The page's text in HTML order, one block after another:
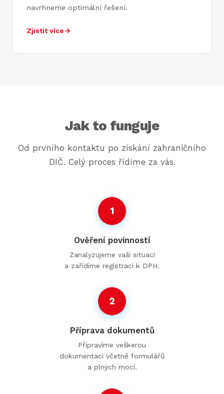
navrhneme optimální řešení.
Zjistit více→
Jak to funguje
Od prvního kontaktu po získání zahraničního
DIČ. Celý proces řídíme za vás.
1
Ověření povinností
Zanalyzujeme vaši situaci
a zařídíme registraci k DPH.
2
Příprava dokumentů
Připravíme veškerou
dokumentaci včetně formulářů
a plných mocí.